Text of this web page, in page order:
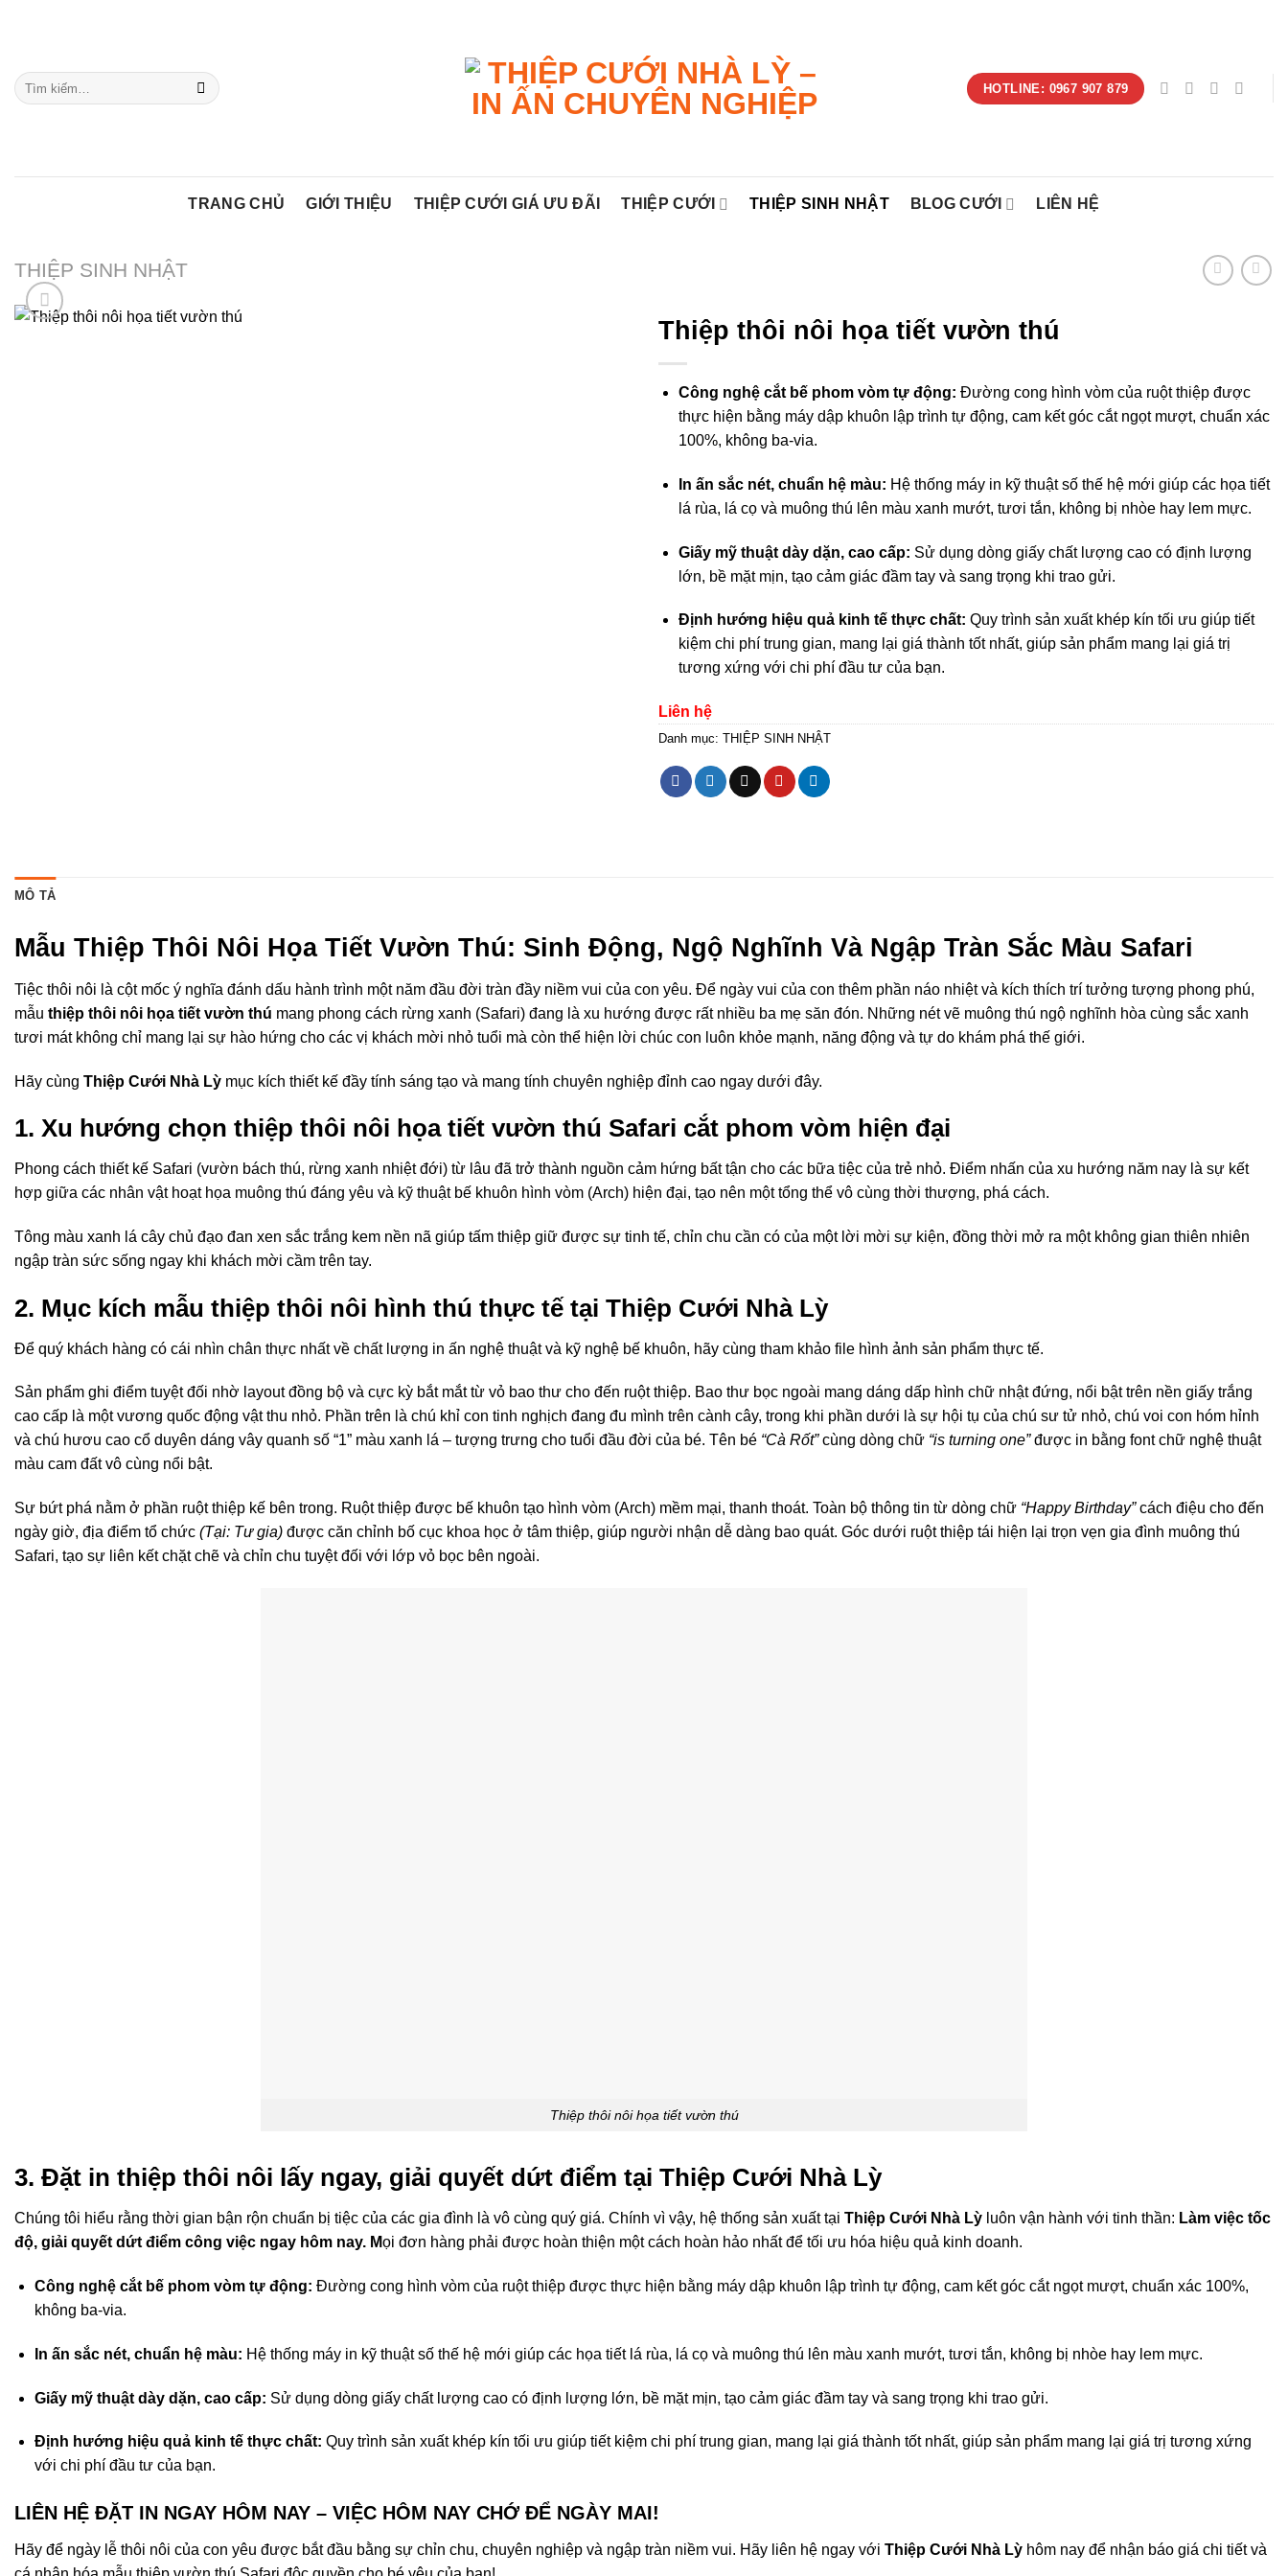
dung
Tìm
kiếm:
HOTLINE: 0967 907 879
TRANG CHỦ GIỚI THIỆU THIỆP CƯỚI GIÁ ƯU ĐÃI THIỆP CƯỚI THIỆP SINH NHẬT BLOG CƯỚI LIÊN HỆ
THIỆP SINH NHẬT
Thiệp thôi nôi họa tiết vườn thú
Công nghệ cắt bế phom vòm tự động: Đường cong hình vòm của ruột thiệp được
thực hiện bằng máy dập khuôn lập trình tự động, cam kết góc cắt ngọt mượt, chuẩn xác
100%, không ba-via.
In ấn sắc nét, chuẩn hệ màu: Hệ thống máy in kỹ thuật số thế hệ mới giúp các họa tiết
lá rùa, lá cọ và muông thú lên màu xanh mướt, tươi tắn, không bị nhòe hay lem mực.
Giấy mỹ thuật dày dặn, cao cấp: Sử dụng dòng giấy chất lượng cao có định lượng
lớn, bề mặt mịn, tạo cảm giác đầm tay và sang trọng khi trao gửi.
Định hướng hiệu quả kinh tế thực chất: Quy trình sản xuất khép kín tối ưu giúp tiết
kiệm chi phí trung gian, mang lại giá thành tốt nhất, giúp sản phẩm mang lại giá trị
tương xứng với chi phí đầu tư của bạn.
Liên hệ
Danh mục: THIỆP SINH NHẬT
MÔ TẢ
Mẫu Thiệp Thôi Nôi Họa Tiết Vườn Thú: Sinh Động, Ngộ Nghĩnh Và Ngập Tràn Sắc Màu Safari
Tiệc thôi nôi là cột mốc ý nghĩa đánh dấu hành trình một năm đầu đời tràn đầy niềm vui của con yêu. Để ngày vui của con thêm phần náo nhiệt và kích thích trí tưởng tượng phong phú,
mẫu thiệp thôi nôi họa tiết vườn thú mang phong cách rừng xanh (Safari) đang là xu hướng được rất nhiều ba mẹ săn đón. Những nét vẽ muông thú ngộ nghĩnh hòa cùng sắc xanh
tươi mát không chỉ mang lại sự hào hứng cho các vị khách mời nhỏ tuổi mà còn thể hiện lời chúc con luôn khỏe mạnh, năng động và tự do khám phá thế giới.
Hãy cùng Thiệp Cưới Nhà Lỳ mục kích thiết kế đầy tính sáng tạo và mang tính chuyên nghiệp đỉnh cao ngay dưới đây.
1. Xu hướng chọn thiệp thôi nôi họa tiết vườn thú Safari cắt phom vòm hiện đại
Phong cách thiết kế Safari (vườn bách thú, rừng xanh nhiệt đới) từ lâu đã trở thành nguồn cảm hứng bất tận cho các bữa tiệc của trẻ nhỏ. Điểm nhấn của xu hướng năm nay là sự kết
hợp giữa các nhân vật hoạt họa muông thú đáng yêu và kỹ thuật bế khuôn hình vòm (Arch) hiện đại, tạo nên một tổng thể vô cùng thời thượng, phá cách.
Tông màu xanh lá cây chủ đạo đan xen sắc trắng kem nền nã giúp tấm thiệp giữ được sự tinh tế, chỉn chu cần có của một lời mời sự kiện, đồng thời mở ra một không gian thiên nhiên
ngập tràn sức sống ngay khi khách mời cầm trên tay.
2. Mục kích mẫu thiệp thôi nôi hình thú thực tế tại Thiệp Cưới Nhà Lỳ
Để quý khách hàng có cái nhìn chân thực nhất về chất lượng in ấn nghệ thuật và kỹ nghệ bế khuôn, hãy cùng tham khảo file hình ảnh sản phẩm thực tế.
Sản phẩm ghi điểm tuyệt đối nhờ layout đồng bộ và cực kỳ bắt mắt từ vỏ bao thư cho đến ruột thiệp. Bao thư bọc ngoài mang dáng dấp hình chữ nhật đứng, nổi bật trên nền giấy trắng
cao cấp là một vương quốc động vật thu nhỏ. Phần trên là chú khỉ con tinh nghịch đang đu mình trên cành cây, trong khi phần dưới là sự hội tụ của chú sư tử nhỏ, chú voi con hóm hỉnh
và chú hươu cao cổ duyên dáng vây quanh số “1” màu xanh lá – tượng trưng cho tuổi đầu đời của bé. Tên bé “Cà Rốt”cùng dòng chữ “is turning one”được in bằng font chữ nghệ thuật
màu cam đất vô cùng nổi bật.
Sự bứt phá nằm ở phần ruột thiệp kế bên trong. Ruột thiệp được bế khuôn tạo hình vòm (Arch) mềm mại, thanh thoát. Toàn bộ thông tin từ dòng chữ “Happy Birthday”cách điệu cho đến
ngày giờ, địa điểm tổ chức (Tại: Tư gia) được căn chỉnh bố cục khoa học ở tâm thiệp, giúp người nhận dễ dàng bao quát. Góc dưới ruột thiệp tái hiện lại trọn vẹn gia đình muông thú
Safari, tạo sự liên kết chặt chẽ và chỉn chu tuyệt đối với lớp vỏ bọc bên ngoài.
Thiệp thôi nôi họa tiết vườn thú
3. Đặt in thiệp thôi nôi lấy ngay, giải quyết dứt điểm tại Thiệp Cưới Nhà Lỳ
Chúng tôi hiểu rằng thời gian bận rộn chuẩn bị tiệc của các gia đình là vô cùng quý giá. Chính vì vậy, hệ thống sản xuất tại Thiệp Cưới Nhà Lỳ luôn vận hành với tinh thần: Làm việc tốc
độ, giải quyết dứt điểm công việc ngay hôm nay. Mọi đơn hàng phải được hoàn thiện một cách hoàn hảo nhất để tối ưu hóa hiệu quả kinh doanh.
Công nghệ cắt bế phom vòm tự động: Đường cong hình vòm của ruột thiệp được thực hiện bằng máy dập khuôn lập trình tự động, cam kết góc cắt ngọt mượt, chuẩn xác 100%,
không ba-via.
In ấn sắc nét, chuẩn hệ màu: Hệ thống máy in kỹ thuật số thế hệ mới giúp các họa tiết lá rùa, lá cọ và muông thú lên màu xanh mướt, tươi tắn, không bị nhòe hay lem mực.
Giấy mỹ thuật dày dặn, cao cấp: Sử dụng dòng giấy chất lượng cao có định lượng lớn, bề mặt mịn, tạo cảm giác đầm tay và sang trọng khi trao gửi.
Định hướng hiệu quả kinh tế thực chất: Quy trình sản xuất khép kín tối ưu giúp tiết kiệm chi phí trung gian, mang lại giá thành tốt nhất, giúp sản phẩm mang lại giá trị tương xứng
với chi phí đầu tư của bạn.
LIÊN HỆ ĐẶT IN NGAY HÔM NAY – VIỆC HÔM NAY CHỚ ĐỂ NGÀY MAI!
Hãy để ngày lễ thôi nôi của con yêu được bắt đầu bằng sự chỉn chu, chuyên nghiệp và ngập tràn niềm vui. Hãy liên hệ ngay với Thiệp Cưới Nhà Lỳ hôm nay để nhận báo giá chi tiết và